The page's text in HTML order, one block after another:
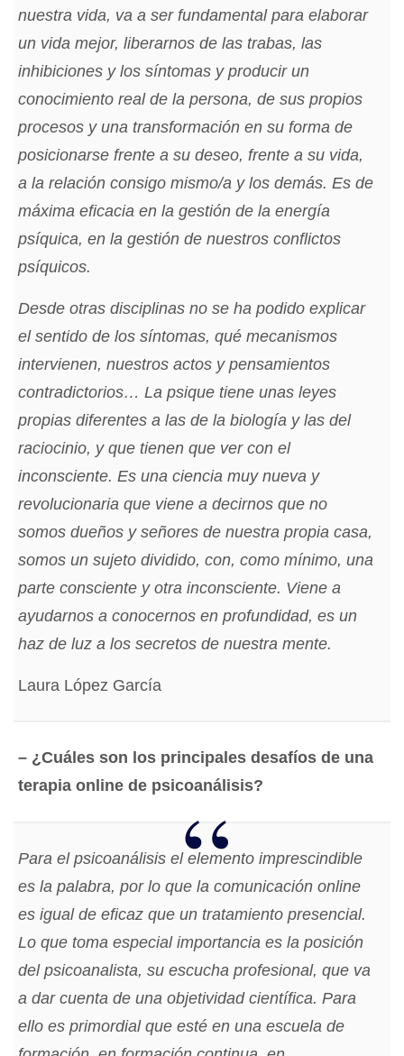
nuestra vida, va a ser fundamental para elaborar
un vida mejor, liberarnos de las trabas, las
inhibiciones y los síntomas y producir un
conocimiento real de la persona, de sus propios
procesos y una transformación en su forma de
posicionarse frente a su deseo, frente a su vida,
a la relación consigo mismo/a y los demás. Es de
máxima eficacia en la gestión de la energía
psíquica, en la gestión de nuestros conflictos
psíquicos.
Desde otras disciplinas no se ha podido explicar
el sentido de los síntomas, qué mecanismos
intervienen, nuestros actos y pensamientos
contradictorios… La psique tiene unas leyes
propias diferentes a las de la biología y las del
raciocinio, y que tienen que ver con el
inconsciente. Es una ciencia muy nueva y
revolucionaria que viene a decirnos que no
somos dueños y señores de nuestra propia casa,
somos un sujeto dividido, con, como mínimo, una
parte consciente y otra inconsciente. Viene a
ayudarnos a conocernos en profundidad, es un
haz de luz a los secretos de nuestra mente.
Laura López García
– ¿Cuáles son los principales desafíos de una
terapia online de psicoanálisis?
Para el psicoanálisis el elemento imprescindible
es la palabra, por lo que la comunicación online
es igual de eficaz que un tratamiento presencial.
Lo que toma especial importancia es la posición
del psicoanalista, su escucha profesional, que va
a dar cuenta de una objetividad científica. Para
ello es primordial que esté en una escuela de